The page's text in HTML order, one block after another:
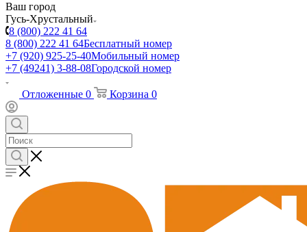
Ваш город
Гусь-Хрустальный
8 (800) 222 41 64
8 (800) 222 41 64Бесплатный номер
+7 (920) 925-25-40Мобильный номер
+7 (49241) 3-88-08Городской номер
Отложенные 0 Корзина 0